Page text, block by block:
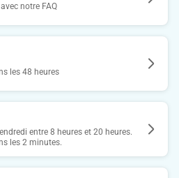
notre FAQ
les 48 heures
entre 8 heures et 20 heures.
les 2 minutes.